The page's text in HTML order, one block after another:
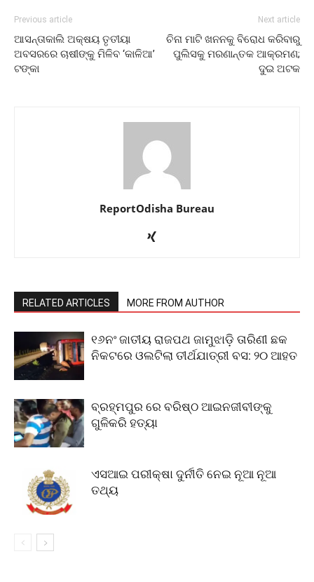
Previous article
ଆସନ୍ତାକାଲି ଅକ୍ଷୟ ତୃତୀୟା
ଅବସରରେ ଚାଷୀଙ୍କୁ ମିଳିବ ‘କାଳିଆ’
ଟଙ୍କା
Next article
ଚିନା ମାଟି ଖନନକୁ ବିରୋଧ କରିବାରୁ
ପୁଲିସକୁ ମରଣାନ୍ତକ ଆକ୍ରମଣ;
ଦୁଇ ଅଟକ
ReportOdisha Bureau
RELATED ARTICLES MORE FROM AUTHOR
୧୬ନଂ ଜାତୀୟ ରାଜପଥ ଜାମୁଝାଡ଼ି ତାରିଣୀ ଛକ
ନିକଟରେ ଓଲଟିଲା ତୀର୍ଥଯାତ୍ରୀ ବସ: ୨୦ ଆହତ
ବ୍ରହ୍ମପୁର ରେ ବରିଷ୍ଠ ଆଇନଜୀବୀଙ୍କୁ
ଗୁଳିକରି ହତ୍ୟା
ଏସଆଇ ପରୀକ୍ଷା ଦୁର୍ନୀତି ନେଇ ନୂଆ ନୂଆ
ତଥ୍ୟ